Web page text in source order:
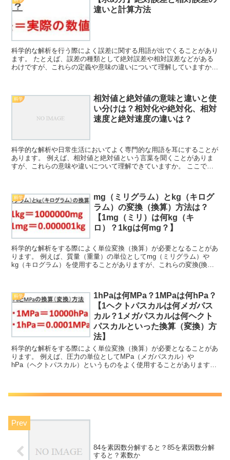
違いと計算方法
科学的な解析を行う際によく誤差に関する用語が出でくることがあり
ます。 たとえば、誤差の種類として絶対誤差や相対誤差などがある
わけですが、これらの定義や意味の違いについて理解していますか。
科学
相対値と絶対値の意味と違いと使
い分けは？相対化や絶対化、相対
速度と絶対速度の違いは？
科学的な解析や日常生活においてよく専門的な用語を耳にすることが
あります。 例えば、相対値と絶対値という言葉を聞くことがありま
すが、これらの意味や違いについて理解できていますか。 ここで
科学
mg（ミリグラム）とkg（キログ
ラム）の変換（換算）方法は？
【1mg（ミリ）は何kg（キ
ロ）？1kgは何mg？】
科学的な解析をする際によく単位変換（換算）が必要となることがあ
ります。 例えば、質量（重量）の単位としてmg（ミリグラム）や
kg（キログラム）を使用することがありますが、これらの変換(換
科学
1hPaは何MPa？1MPaは何hPa？
【1ヘクトパスカルは何メガパス
カル？1メガパスカルは何ヘクト
パスカルといった換算（変換）方
法】
科学的な解析をする際によく単位変換（換算）が必要となることがあ
ります。 例えば、圧力の単位としてMPa（メガパスカル）や
hPa（ヘクトパスカル）というものをよく使用することがあります
84を素因数分解すると？85を素因数分解
すると？素数か